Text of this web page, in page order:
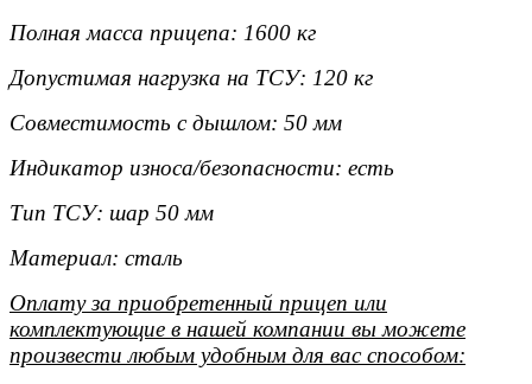
Полная масса прицепа: 1600 кг
Допустимая нагрузка на ТСУ: 120 кг
Совместимость с дышлом: 50 мм
Индикатор износа/безопасности: есть
Тип ТСУ: шар 50 мм
Материал: сталь
Оплату за приобретенный прицеп или
комплектующие в нашей компании вы можете
произвести любым удобным для вас способом: